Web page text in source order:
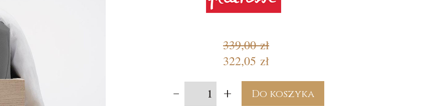
339,00 zł
322,05 zł
- + Do koszyka